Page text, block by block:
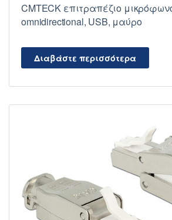
CMTECK επιτραπέζιο
omnidirectional, USB, μαύρο
Διαβάστε περισσότερα